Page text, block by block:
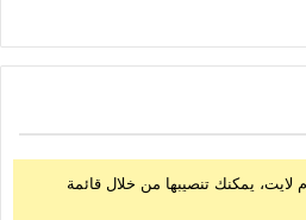
يمكنك تنصيبها من خلال قائمة